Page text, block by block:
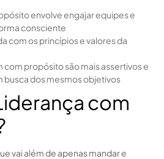
envolve engajar equipes e
consciente
com os princípios e valores da
com propósito são mais assertivos e
busca dos mesmos objetivos
com
vai além de apenas mandar e